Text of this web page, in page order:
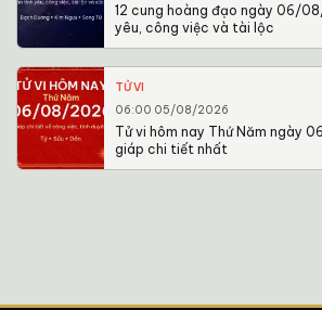
12 cung hoàng đạo ngày 06/
yêu, công việc và tài lộc
TỬ VI
06:00 05/08/2026
Tử vi hôm nay Thứ Năm ngày
giáp chi tiết nhất